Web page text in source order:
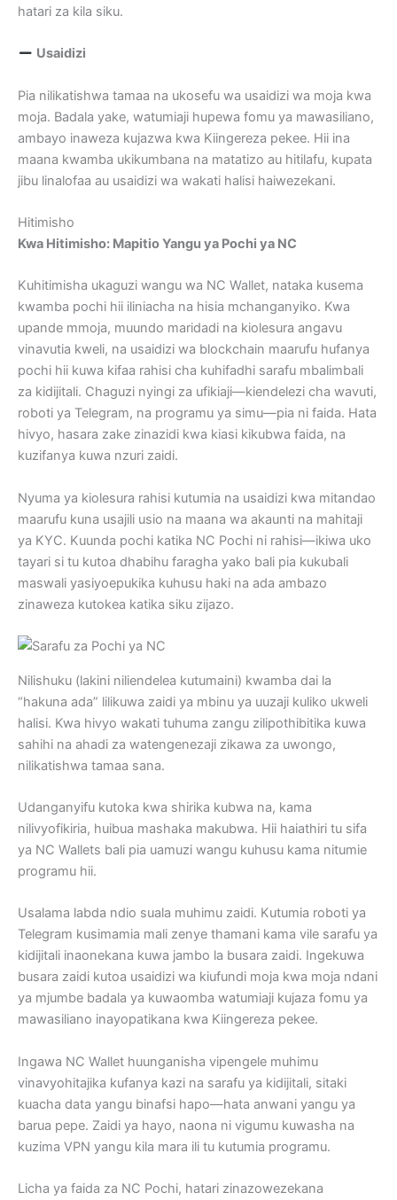
hatari za kila siku.
Usaidizi
Pia nilikatishwa tamaa na ukosefu wa usaidizi wa moja kwa
moja. Badala yake, watumiaji hupewa fomu ya mawasiliano,
ambayo inaweza kujazwa kwa Kiingereza pekee. Hii ina
maana kwamba ukikumbana na matatizo au hitilafu, kupata
jibu linalofaa au usaidizi wa wakati halisi haiwezekani.
Hitimisho
Kwa Hitimisho: Mapitio Yangu ya Pochi ya NC
Kuhitimisha ukaguzi wangu wa NC Wallet, nataka kusema
kwamba pochi hii iliniacha na hisia mchanganyiko. Kwa
upande mmoja, muundo maridadi na kiolesura angavu
vinavutia kweli, na usaidizi wa blockchain maarufu hufanya
pochi hii kuwa kifaa rahisi cha kuhifadhi sarafu mbalimbali
za kidijitali. Chaguzi nyingi za ufikiaji—kiendelezi cha wavuti,
roboti ya Telegram, na programu ya simu—pia ni faida. Hata
hivyo, hasara zake zinazidi kwa kiasi kikubwa faida, na
kuzifanya kuwa nzuri zaidi.
Nyuma ya kiolesura rahisi kutumia na usaidizi kwa mitandao
maarufu kuna usajili usio na maana wa akaunti na mahitaji
ya KYC. Kuunda pochi katika NC Pochi ni rahisi—ikiwa uko
tayari si tu kutoa dhabihu faragha yako bali pia kukubali
maswali yasiyoepukika kuhusu haki na ada ambazo
zinaweza kutokea katika siku zijazo.
Nilishuku (lakini niliendelea kutumaini) kwamba dai la
“hakuna ada” lilikuwa zaidi ya mbinu ya uuzaji kuliko ukweli
halisi. Kwa hivyo wakati tuhuma zangu zilipothibitika kuwa
sahihi na ahadi za watengenezaji zikawa za uwongo,
nilikatishwa tamaa sana.
Udanganyifu kutoka kwa shirika kubwa na, kama
nilivyofikiria, huibua mashaka makubwa. Hii haiathiri tu sifa
ya NC Wallets bali pia uamuzi wangu kuhusu kama nitumie
programu hii.
Usalama labda ndio suala muhimu zaidi. Kutumia roboti ya
Telegram kusimamia mali zenye thamani kama vile sarafu ya
kidijitali inaonekana kuwa jambo la busara zaidi. Ingekuwa
busara zaidi kutoa usaidizi wa kiufundi moja kwa moja ndani
ya mjumbe badala ya kuwaomba watumiaji kujaza fomu ya
mawasiliano inayopatikana kwa Kiingereza pekee.
Ingawa NC Wallet huunganisha vipengele muhimu
vinavyohitajika kufanya kazi na sarafu ya kidijitali, sitaki
kuacha data yangu binafsi hapo—hata anwani yangu ya
barua pepe. Zaidi ya hayo, naona ni vigumu kuwasha na
kuzima VPN yangu kila mara ili tu kutumia programu.
Licha ya faida za NC Pochi, hatari zinazowezekana